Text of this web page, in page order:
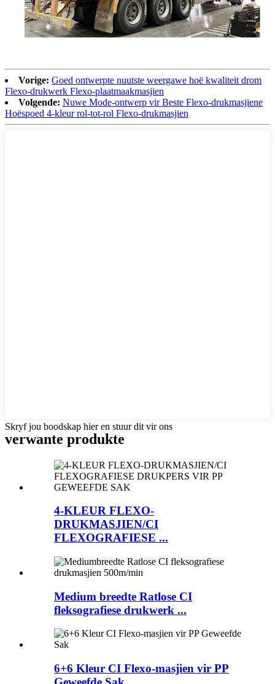
Vorige: Goed ontwerpte nuutste weergawe hoë kwaliteit drom
Flexo-drukwerk Flexo-plaatmaakmasjien
Volgende: Nuwe Mode-ontwerp vir Beste Flexo-drukmasjiene
Hoëspoed 4-kleur rol-tot-rol Flexo-drukmasjien
Skryf jou boodskap hier en stuur dit vir ons
verwante produkte
4-KLEUR FLEXO-
DRUKMASJIEN/CI
FLEXOGRAFIESE ...
Medium breedte Ratlose CI
fleksografiese drukwerk ...
6+6 Kleur CI Flexo-masjien vir PP